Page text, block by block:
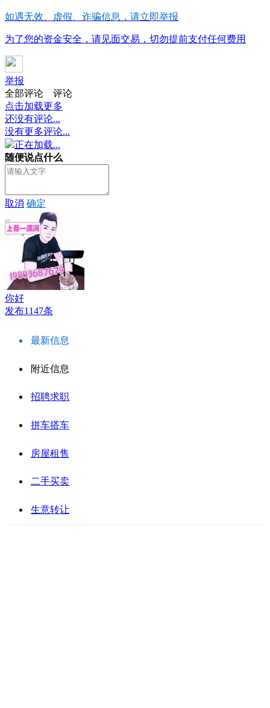
如遇无效、虚假、诈骗信息，请立即举报
为了您的资金安全，请见面交易，切勿提前支付任何费用
举报
全部评论
评论
点击加载更多
还没有评论...
没有更多评论...
正在加载...
随便说点什么
取消 确定
你好
发布1147条
最新信息
附近信息
招聘求职
拼车搭车
房屋租售
二手买卖
生意转让